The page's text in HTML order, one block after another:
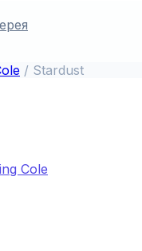
/ Stardust
Cole